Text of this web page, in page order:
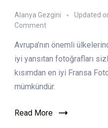
Alanya Gezgini Updated
Commenton
Resimleri
–
Fotoğrafları
Avrupa’nın önemli
iyi yansıtan fotoğrafları
kısımdan en iyi Fransa
mümkündür.
Read More